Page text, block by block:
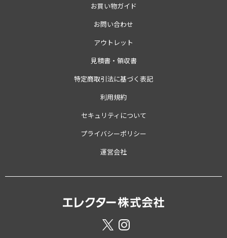
お買い物ガイド
お問い合わせ
アウトレット
見積書・領収書
特定商取引法に基づく表記
利用規約
セキュリティについて
プライバシーポリシー
運営会社